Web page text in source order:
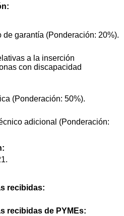
garantía (Ponderación: 20%).
a la inserción
con discapacidad
(Ponderación: 50%).
adicional (Ponderación:
recibidas:
recibidas de PYMEs: